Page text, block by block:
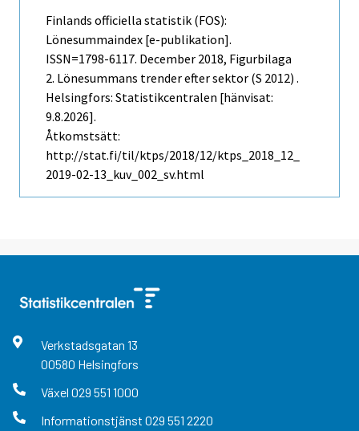
Finlands officiella statistik (FOS):
Lönesummaindex [e-publikation].
ISSN=1798-6117. December 2018, Figurbilaga
2. Lönesummans trender efter sektor (S 2012) .
Helsingfors: Statistikcentralen [hänvisat:
9.8.2026].
Åtkomstsätt:
http://stat.fi/til/ktps/2018/12/ktps_2018_12_
2019-02-13_kuv_002_sv.html
Verkstadsgatan 13
00580 Helsingfors
Växel 029 551 1000
Informationstjänst 029 551 2220